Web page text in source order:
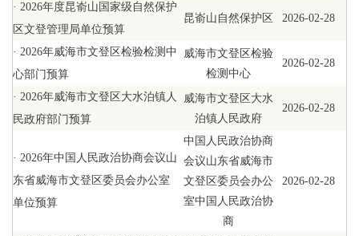
· 2026年度昆嵛山国家级自然保护
区文登管理局单位预算
昆嵛山自然保护区 2026-02-28
· 2026年威海市文登区检验检测中
心部门预算
威海市文登区检验
检测中心
2026-02-28
· 2026年威海市文登区大水泊镇人
民政府部门预算
威海市文登区大水
泊镇人民政府
2026-02-28
· 2026年中国人民政治协商会议山
东省威海市文登区委员会办公室
单位预算
中国人民政治协商
会议山东省威海市
文登区委员会办公
室中国人民政治协
商
2026-02-28